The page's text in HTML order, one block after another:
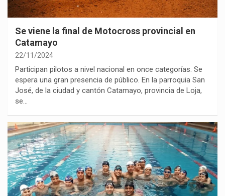
Se viene la final de Motocross provincial en
Catamayo
22/11/2024
Participan pilotos a nivel nacional en once categorías. Se
espera una gran presencia de público. En la parroquia San
José, de la ciudad y cantón Catamayo, provincia de Loja,
se…